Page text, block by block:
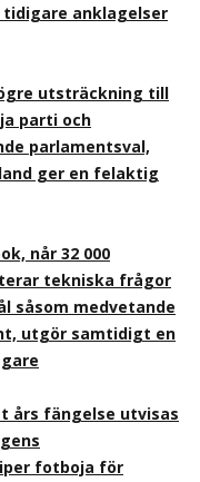
anklagelser
utsträckning till
parti och
parlamentsval,
ger en felaktig
når 32 000
tekniska frågor
såsom medvetande
utgör samtidigt en
års fängelse utvisas
fotboja för